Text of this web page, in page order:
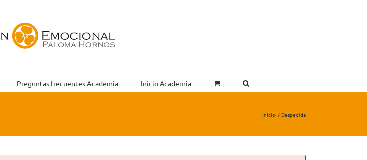
Preguntas frecuentes Academia Inicio Academia
Inicio Despedida